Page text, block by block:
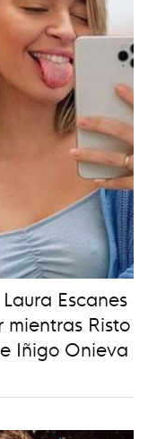
Escanes
Risto
Iñigo Onieva